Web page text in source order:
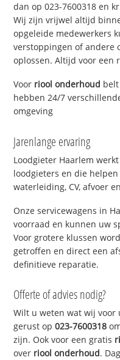
dan op 023-7600318 en
Wij zijn vrijwel altijd
opgeleide medewerkers
verstoppingen of andere
oplossen. Altijd voor een
Voor riool onderhoud
hebben 24/7
omgeving
Jarenlange ervaring
Loodgieter Haarlem
loodgieters en die
waterleiding, CV, afvoer
Onze servicewagens in
voorraad en kunnen uw
Voor grotere klussen
getroffen en direct een
definitieve reparatie.
Offerte of advies nodig?
Wilt u weten wat wij voor
gerust op023-7600318
zijn. Ook voor een gratis
over riool onderhoud.